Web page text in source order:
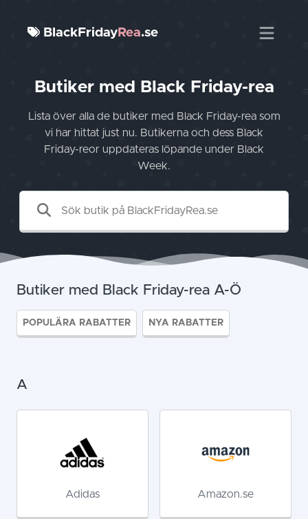
BlackFridayRea.se
Butiker med Black Friday-rea
Lista över alla de butiker med Black Friday-rea som
vi har hittat just nu. Butikerna och dess Black
Friday-reor uppdateras löpande under Black
Week.
Butiker med Black Friday-rea A-Ö
POPULÄRA RABATTER NYA RABATTER
A
Adidas Amazon.se